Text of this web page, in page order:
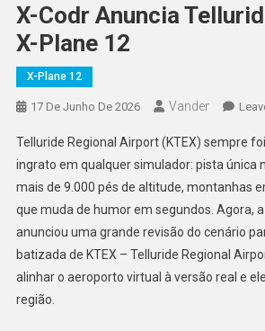
X-Codr Anuncia
X-Plane 12
X-Plane 12
17 De Junho De 2026 Vander
Telluride Regional Airport (KTEX) sempre
ingrato em qualquer simulador: pista única
mais de 9.000 pés de altitude, montanhas
que muda de humor em segundos. Agora,
anunciou uma grande revisão do cenário
batizada de KTEX – Telluride Regional
alinhar o aeroporto virtual à versão real e
região.